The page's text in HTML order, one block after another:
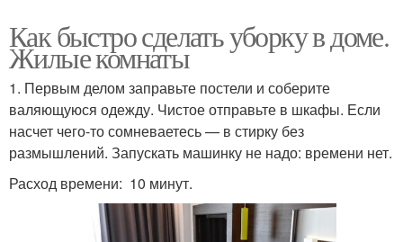
Как быстро сделать уборку в доме.
Жилые комнаты
1. Первым делом заправьте постели и соберите
валяющуюся одежду. Чистое отправьте в шкафы. Если
насчет чего-то сомневаетесь — в стирку без
размышлений. Запускать машинку не надо: времени нет.
Расход времени: 10 минут.